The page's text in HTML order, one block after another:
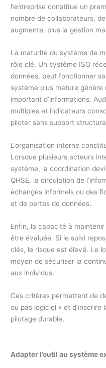
l’entreprise constitue un
nombre de collaborateurs,
augmente, plus la gestion
La maturité du système de
rôle clé. Un système ISO
données, peut fonctionner
système plus mature
important d’informations.
multiples et indicateurs
piloter sans support
L’organisation interne
Lorsque plusieurs acteurs
système, la coordination
QHSE, la circulation de
échanges informels ou des
et de pertes de données.
Enfin, la capacité à
être évaluée. Si le suivi
clés, le risque est élevé. Le
moyen de sécuriser la
aux individus.
Ces critères permettent de
ou pas logiciel » et d’inscrire
pilotage durable.
Adapter l’outil au système